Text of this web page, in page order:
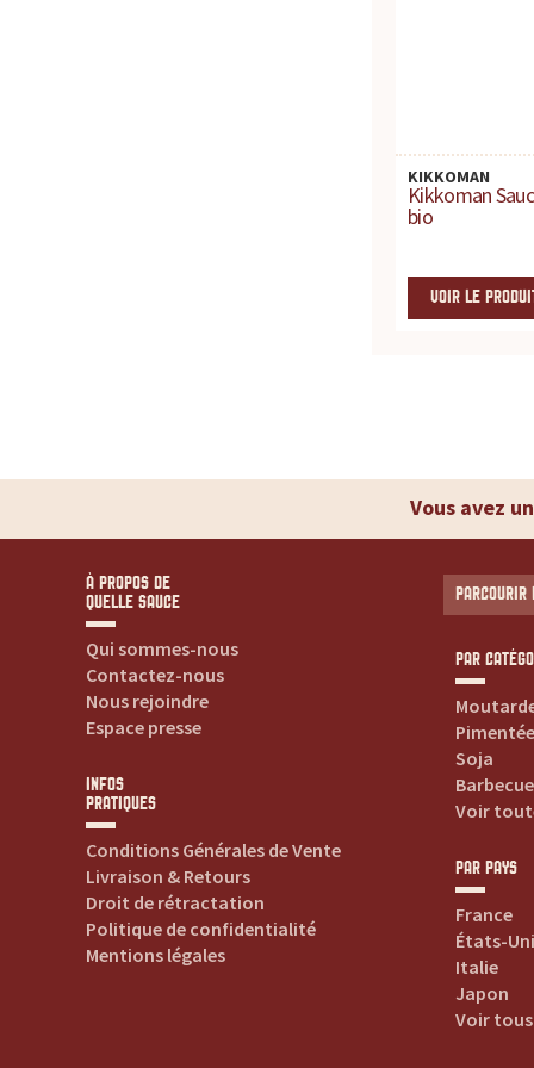
u
t
e
s
v
s
s
a
KIKKOMAN
Kikkoman
bio
VOIR LE
Vous avez
À PROPOS DE
QUELLE SAUCE
Qui sommes-nous
Contactez-nous
Nous rejoindre
Espace presse
INFOS
PRATIQUES
Conditions Générales de Vente
Livraison & Retours
Droit de rétractation
Politique de confidentialité
Mentions légales
PAR
Pimentée
Soja
Barbecue
Voir
PAR PAYS
France
États-
Italie
Japon
Voir